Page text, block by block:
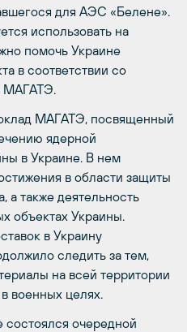
для АЭС «Белене».
использовать на
помочь Украине
в соответствии со
МАГАТЭ.
МАГАТЭ, посвященный
ядерной
в Украине. В нем
в области защиты
а также деятельность
объектах Украины.
в Украину
следить за тем,
на всей территории
военных целях.
состоялся очередной